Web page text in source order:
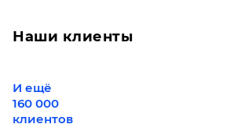
Наши клиенты
И ещё
160 000
клиентов